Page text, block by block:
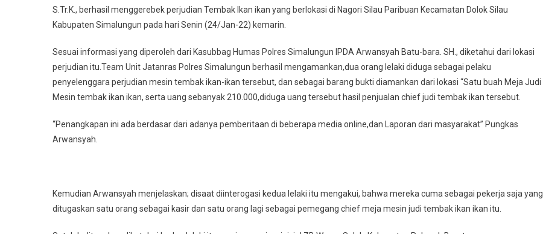
S.Tr.K., berhasil menggerebek perjudian Tembak Ikan ikan yang berlokasi di Nagori Silau Paribuan Kecamatan Dolok Silau
Kabupaten Simalungun pada hari Senin (24/Jan-22) kemarin.
Sesuai informasi yang diperoleh dari Kasubbag Humas Polres Simalungun IPDA Arwansyah Batu-bara. SH., diketahui dari lokasi
perjudian itu.Team Unit Jatanras Polres Simalungun berhasil mengamankan,dua orang lelaki diduga sebagai pelaku
penyelenggara perjudian mesin tembak ikan-ikan tersebut, dan sebagai barang bukti diamankan dari lokasi “Satu buah Meja Judi
Mesin tembak ikan ikan, serta uang sebanyak 210.000,diduga uang tersebut hasil penjualan chief judi tembak ikan tersebut.
“Penangkapan ini ada berdasar dari adanya pemberitaan di beberapa media online,dan Laporan dari masyarakat” Pungkas
Arwansyah.
Kemudian Arwansyah menjelaskan; disaat diinterogasi kedua lelaki itu mengakui, bahwa mereka cuma sebagai pekerja saja yang
ditugaskan satu orang sebagai kasir dan satu orang lagi sebagai pemegang chief meja mesin judi tembak ikan ikan itu.